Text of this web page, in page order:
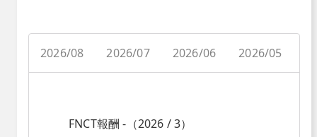
2026/08 2026/07 2026/06 2026/05
FNCT報酬 -（2026 / 3）